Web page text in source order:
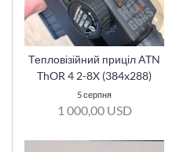
Тепловізійний приціл ATN
ThOR 4 2-8X (384x288)
5 серпня
1 000,00 USD